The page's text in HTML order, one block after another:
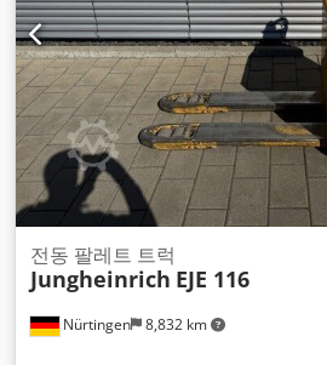
Nürtingen 8,832 km
전동 팔레트 트럭
Jungheinrich EJE 116